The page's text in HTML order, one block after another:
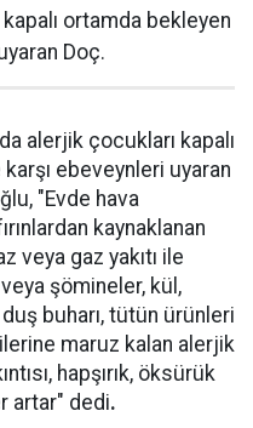
kapalı ortamda bekleyen
Doç.
alerjik çocukları kapalı
ebeveynleri uyaran
"Evde hava
kaynaklanan
veya gaz yakıtı ile
veya şömineler, kül,
buharı, tütün ürünleri
maruz kalan alerjik
hapşırık, öksürük
artar" dedi.